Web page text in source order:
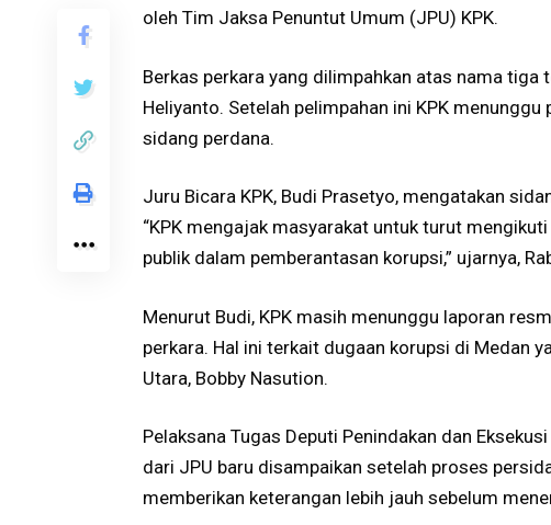
oleh Tim Jaksa Penuntut Umum (JPU) KPK.
Berkas perkara yang dilimpahkan atas nama tiga
Heliyanto. Setelah pelimpahan ini KPK
sidang perdana.
Juru Bicara KPK, Budi Prasetyo, mengatakan
“KPK mengajak masyarakat untuk turut
publik dalam pemberantasan korupsi,” ujarnya,
Menurut Budi, KPK masih menunggu laporan
perkara. Hal ini terkait dugaan korupsi di Medan
Utara, Bobby Nasution.
Pelaksana Tugas Deputi Penindakan dan
dari JPU baru disampaikan setelah proses
memberikan keterangan lebih jauh sebelum